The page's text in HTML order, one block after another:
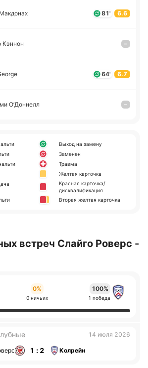
81' 6.6
Кэннон –
64' 6.7
О’До­ннелл –
Выход на замену
Заменен
Травма
Желтая карточка
Красная карточка/
дисквалификация
Вторая желтая карточка
встреч Слайго Роверс -
0%
0 ничьих
100%
1 победа
14 июля 2026
1 : 2 Колрейн